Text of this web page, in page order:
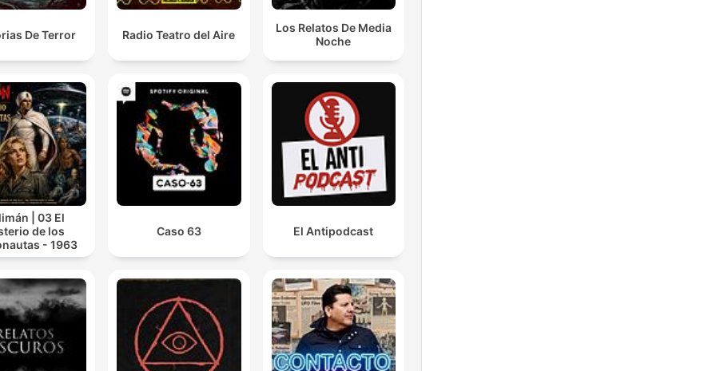
De Terror Radio Teatro del Aire
Los Relatos De Media
Noche
| 03 El
de los
- 1963
Caso 63 El Antipodcast